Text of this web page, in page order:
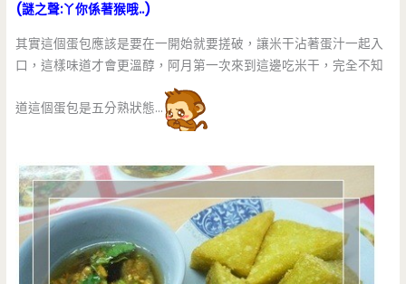
(謎之聲:丫你係著猴哦..)
其實這個蛋包應該是要在一開始就要搓破，讓米干沾著蛋汁一起入
口，這樣味道才會更溫醇，阿月第一次來到這邊吃米干，完全不知
道這個蛋包是五分熟狀態…